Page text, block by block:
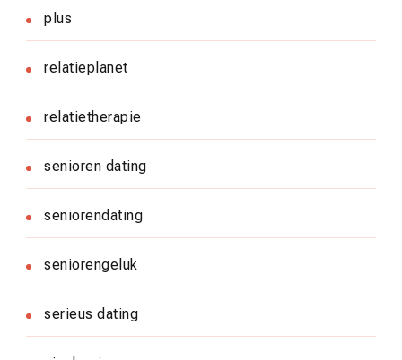
plus
relatieplanet
relatietherapie
senioren dating
seniorendating
seniorengeluk
serieus dating